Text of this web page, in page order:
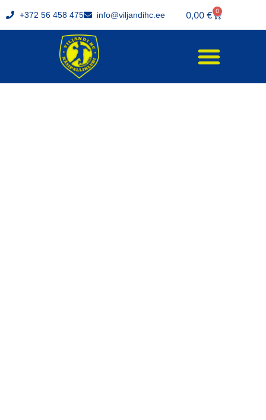
+372 56 458 475 info@viljandihc.ee 0,00 € 0